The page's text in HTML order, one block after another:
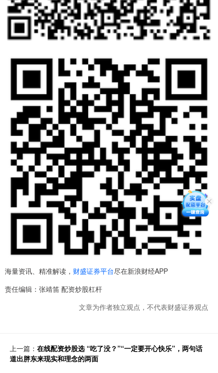
海量资讯、精准解读， 财盛证券平台尽在新浪财经APP
责任编辑：张靖笛 配资炒股杠杆
文章为作者独立观点，不代表财盛证券观点
上一篇： 在线配资炒股选 “吃了没？”“一定要开心快乐”，两句话
道出胖东来现实和理念的两面